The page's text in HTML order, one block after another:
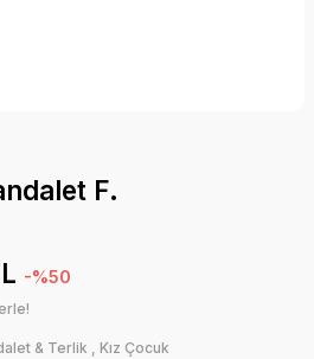
F.
-%50
& Terlik , Kız Çocuk